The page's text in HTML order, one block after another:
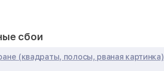
сбои
(квадраты, полосы, рваная картинка)